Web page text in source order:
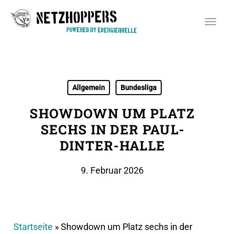
Allgemein Bundesliga
SHOWDOWN UM PLATZ
SECHS IN DER PAUL-
DINTER-HALLE
9. Februar 2026
Startseite »Showdown um Platz sechs in der